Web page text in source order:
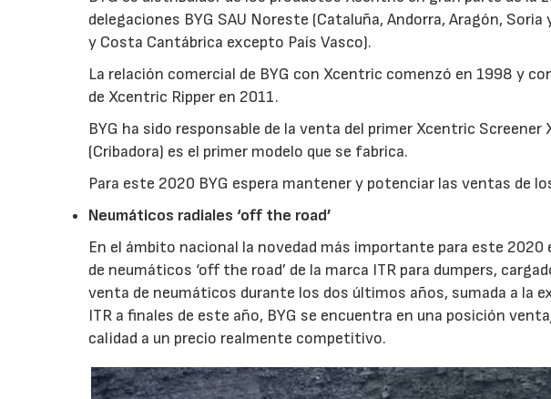
delegaciones BYG SAU Noreste (Cataluña, Andorra, Aragón,
y Costa Cantábrica excepto País Vasco).
La relación comercial de BYG con Xcentric comenzó en 1998 y
de Xcentric Ripper en 2011.
BYG ha sido responsable de la venta del primer Xcentric
(Cribadora) es el primer modelo que se fabrica.
Para este 2020 BYG espera mantener y potenciar las ventas de
Neumáticos radiales ‘off the road’
En el ámbito nacional la novedad más importante para este
de neumáticos ‘off the road’ de la marca ITR para dumpers,
venta de neumáticos durante los dos últimos años, sumada a la
ITR a finales de este año, BYG se encuentra en una posición
calidad a un precio realmente competitivo.